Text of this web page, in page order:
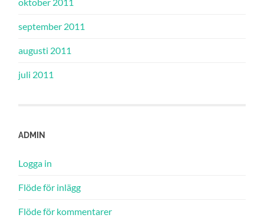
oktober 2011
september 2011
augusti 2011
juli 2011
ADMIN
Logga in
Flöde för inlägg
Flöde för kommentarer